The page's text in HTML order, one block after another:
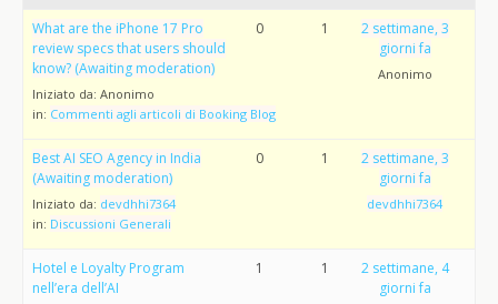
What are the iPhone 17 Pro
review specs that users should
know? (Awaiting moderation)
Iniziato da: Anonimo
in: Commenti agli articoli di Booking Blog
0 1
2 settimane, 3
giorni fa
Anonimo
Best AI SEO Agency in India
(Awaiting moderation)
Iniziato da: devdhhi7364
in: Discussioni Generali
0 1
2 settimane, 3
giorni fa
devdhhi7364
Hotel e Loyalty Program
nell’era dell’AI
1 1
2 settimane, 4
giorni fa